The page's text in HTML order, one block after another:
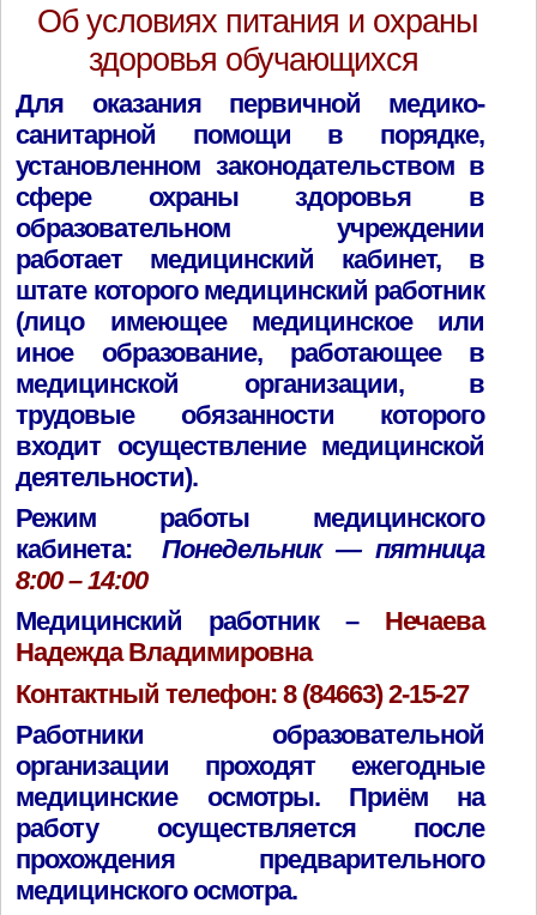
Об условиях питания и охраны
здоровья обучающихся
Для оказания первичной медико-
санитарной помощи в порядке,
установленном законодательством в
сфере охраны здоровья в
образовательном учреждении
работает медицинский кабинет, в
штате которого медицинский работник
(лицо имеющее медицинское или
иное образование, работающее в
медицинской организации, в
трудовые обязанности которого
входит осуществление медицинской
деятельности).
Режим работы медицинского
кабинета:
Понедельник — пятница
8:00 – 14:00
Медицинский работник– Нечаева
Надежда Владимировна
Контактный телефон: 8 (84663) 2-15-27
Работники образовательной
организации проходят ежегодные
медицинские осмотры. Приём на
работу осуществляется после
прохождения предварительного
медицинского осмотра.